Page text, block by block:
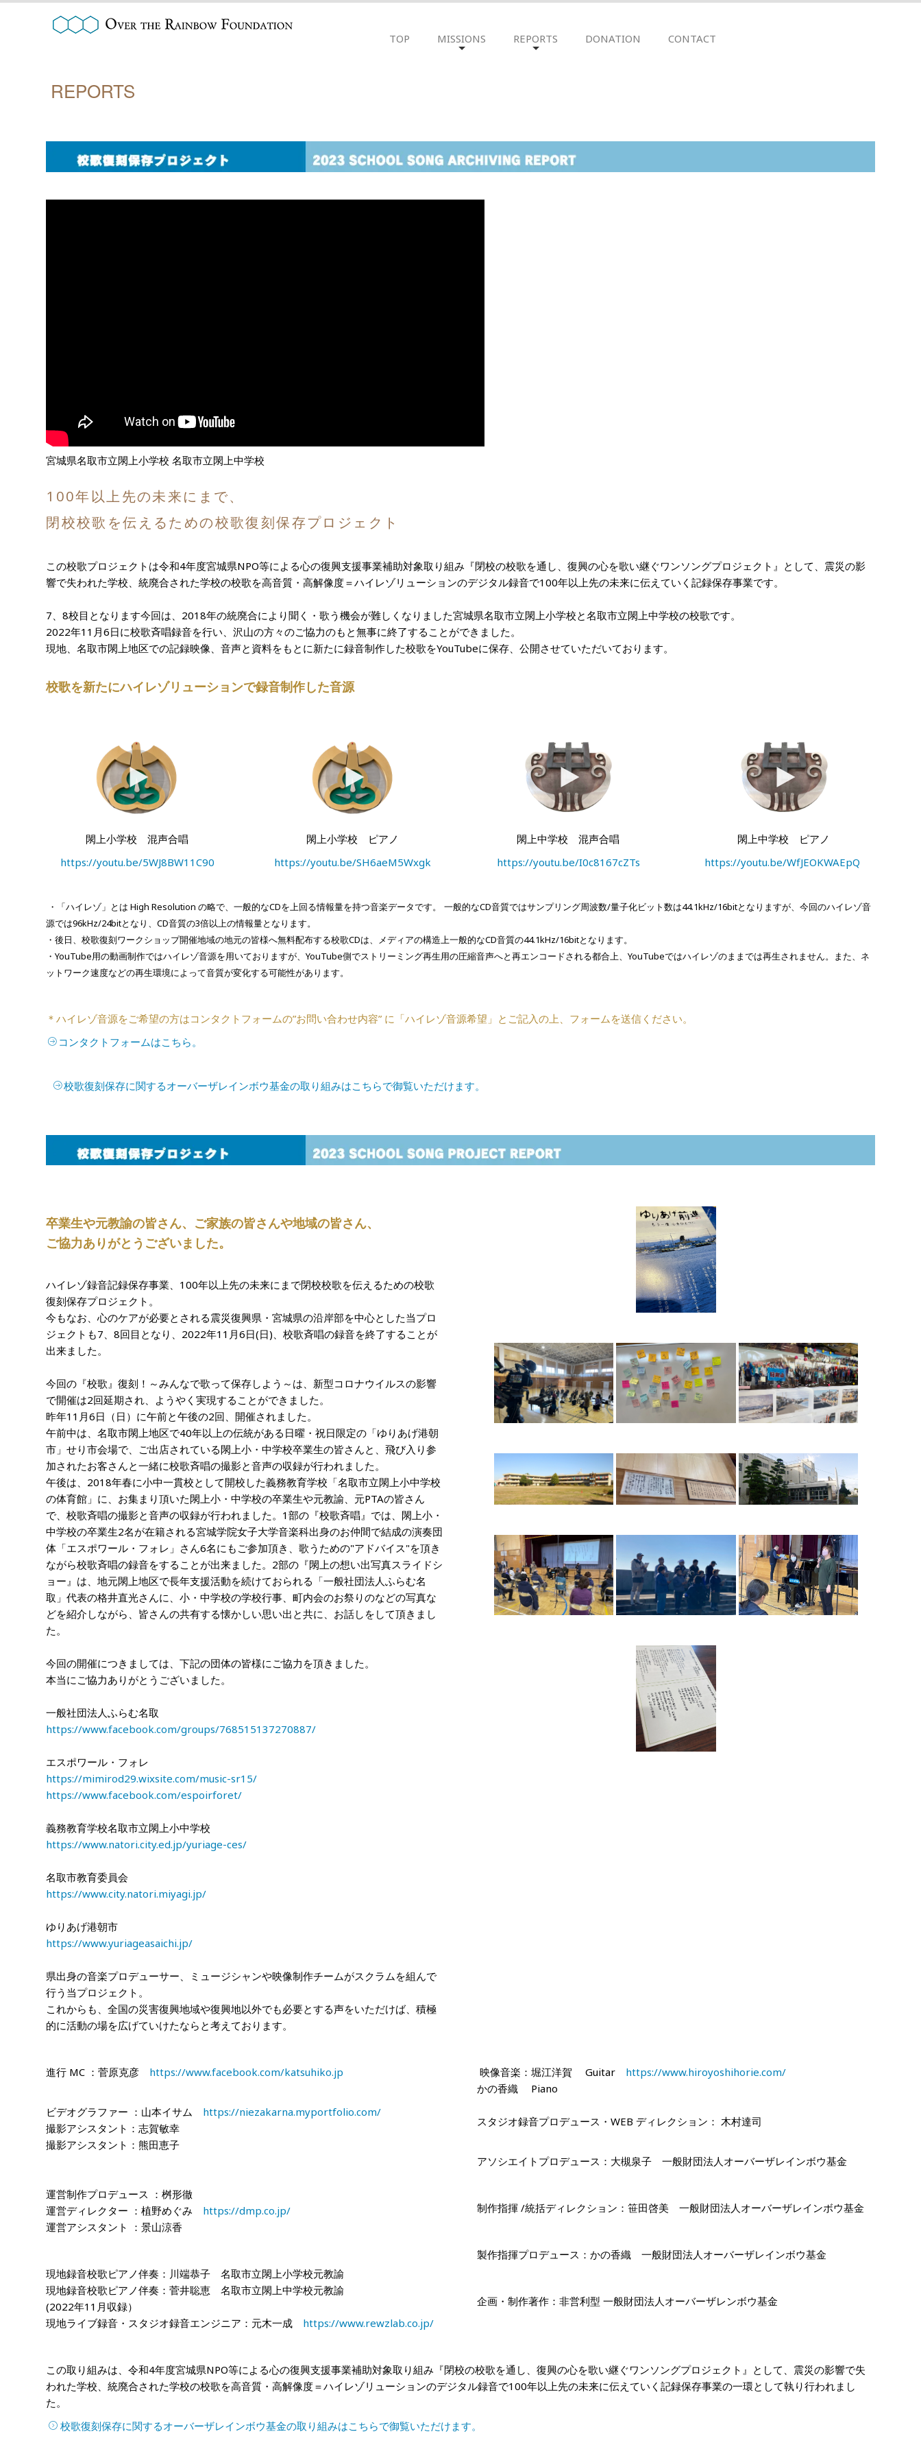
TOP MISSIONS REPORTS DONATION CONTACT
REPORTS
宮城県名取市立閖上小学校名取市立閖上中学校
100年以上先の未来にまで、
閉校校歌を伝えるための校歌復刻保存プロジェクト
この校歌プロジェクトは令和4年度宮城県NPO等による心の復興支援事業補助対象取り組み『閉校の校歌を通し、復興の心を歌い継ぐワンソングプロジェクト』として、震災の影
響で失われた学校、統廃合された学校の校歌を高音質・高解像度＝ハイレゾリューションのデジタル録音で100年以上先の未来に伝えていく記録保存事業です。
7、8校目となります今回は、2018年の統廃合により聞く・歌う機会が難しくなりました宮城県名取市立閖上小学校と名取市立閖上中学校の校歌です。
2022年11月6日に校歌斉唱録音を行い、沢山の方々のご協力のもと無事に終了することができました。
現地、名取市閖上地区での記録映像、音声と資料をもとに新たに録音制作した校歌をYouTubeに保存、公開させていただいております。
校歌を新たにハイレゾリューションで録音制作した音源
閖上小学校 混声合唱
https://youtu.be/5WJ8BW11C90
閖上小学校 ピアノ
https://youtu.be/SH6aeM5Wxgk
閖上中学校 混声合唱
https://youtu.be/I0c8167cZTs
閖上中学校 ピアノ
https://youtu.be/WfJEOKWAEpQ
・「ハイレゾ」とは High Resolution の略で、一般的なCDを上回る情報量を持つ音楽データです。 一般的なCD音質ではサンプリング周波数/量子化ビット数は44.1kHz/16bitとなりますが、今回のハイレゾ音
源では96kHz/24bitとなり、CD音質の3倍以上の情報量となります。
・後日、校歌復刻ワークショップ開催地域の地元の皆様へ無料配布する校歌CDは、 メディアの構造上一般的なCD音質の44.1kHz/16bitとなります。
・YouTube用の動画制作ではハイレゾ音源を用いておりますが、YouTube側でストリーミング再生用の圧縮音声へと再エンコードされる都合上、YouTubeではハイレゾのままでは再生されません。また、ネ
ットワーク速度などの再生環境によって音質が変化する可能性があります。
＊ハイレゾ音源をご希望の方はコンタクトフォームの”お問い合わせ内容” に「ハイレゾ音源希望」とご記入の上、フォームを送信ください。
コンタクトフォームはこちら。
校歌復刻保存に関するオーバーザレインボウ基金の取り組みはこちらで御覧いただけます。
卒業生や元教諭の皆さん、 ご家族の皆さんや地域の皆さん、
ご協力ありがとうございました。
ハイレゾ録音記録保存事業、100年以上先の未来にまで閉校校歌を伝えるための校歌
復刻保存プロジェクト。
今もなお、心のケアが必要とされる震災復興県・宮城県の沿岸部を中心とした当プロ
ジェクトも7、8回目となり、 2022年11月6日(日)、校歌斉唱の録音を終了することが
出来ました。
今回の『校歌』復刻！～みんなで歌って保存しよう～は、新型コロナウイルスの影響
で開催は2回延期され、ようやく実現することができました。
昨年11月6日（日）に午前と午後の2回、開催されました。
午前中は、名取市閖上地区で40年以上の伝統がある日曜・祝日限定の「ゆりあげ港朝
市」せり市会場で、ご出店されている閖上小・中学校卒業生の皆さんと、飛び入り参
加されたお客さんと一緒に校歌斉唱の撮影と音声の収録が行われました。
午後は、2018年春に小中一貫校として開校した義務教育学校「名取市立閖上小中学校
の体育館」に、お集まり頂いた閖上小・中学校の卒業生や元教諭、元PTAの皆さん
で、校歌斉唱の撮影と音声の収録が行われました。1部の『校歌斉唱』では、閖上小・
中学校の卒業生2名が在籍される宮城学院女子大学音楽科出身のお仲間で結成の演奏団
体「エスポワール・フォレ」さん6名にもご参加頂き、歌うための"アドバイス"を頂き
ながら校歌斉唱の録音をすることが出来ました。2部の『閖上の想い出写真スライドシ
ョー』は、地元閖上地区で長年支援活動を続けておられる「一般社団法人ふらむ名
取」代表の格井直光さんに、小・中学校の学校行事、町内会のお祭りのなどの写真な
どを紹介しながら、皆さんの共有する懐かしい思い出と共に、お話しをして頂きまし
た。
今回の開催につきましては、下記の団体の皆様にご協力を頂きました。
本当にご協力ありがとうございました。
一般社団法人ふらむ名取
https://www.facebook.com/groups/768515137270887/
エスポワール・フォレ
https://mimirod29.wixsite.com/music-sr15/
https://www.facebook.com/espoirforet/
義務教育学校名取市立閖上小中学校
https://www.natori.city.ed.jp/yuriage-ces/
名取市教育委員会
https://www.city.natori.miyagi.jp/
ゆりあげ港朝市
https://www.yuriageasaichi.jp/
県出身の音楽プロデューサー、ミュージシャンや映像制作チームがスクラムを組んで
行う当プロジェクト。
これからも、全国の災害復興地域や復興地以外でも必要とする声をいただけば、積極
的に活動の場を広げていけたならと考えております。
進行 MC ：菅原克彦 https://www.facebook.com/katsuhiko.jp
ビデオグラファー ：山本イサム https://niezakarna.myportfolio.com/
撮影アシスタント：志賀敏幸
撮影アシスタント：熊田恵子
運営制作プロデュース ：桝形徹
運営ディレクター ：植野めぐみ https://dmp.co.jp/
運営アシスタント ：景山涼香
現地録音校歌ピアノ伴奏：川端恭子 名取市立閖上小学校元教諭
現地録音校歌ピアノ伴奏：菅井聡恵 名取市立閖上中学校元教諭
(2022年11月収録）
現地ライブ録音・スタジオ録音エンジニア：元木一成 https://www.rewzlab.co.jp/
映像音楽：堀江洋賀 Guitar https://www.hiroyoshihorie.com/
かの香織 Piano
スタジオ録音プロデュース・WEB ディレクション ： 木村達司
アソシエイトプロデュース：大槻泉子 一般財団法人オーバーザレインボウ基金
制作指揮/統括ディレクション：笹田啓美 一般財団法人オーバーザレインボウ基金
製作指揮プロデュース：かの香織 一般財団法人オーバーザレインボウ基金
企画・制作著作：非営利型一般財団法人オーバーザレンボウ基金
この取り組みは、令和4年度宮城県NPO等による心の復興支援事業補助対象取り組み『閉校の校歌を通し、復興の心を歌い継ぐワンソングプロジェクト』として、震災の影響で失
われた学校、統廃合された学校の校歌を高音質・高解像度＝ハイレゾリューションのデジタル録音で100年以上先の未来に伝えていく記録保存事業の一環として執り行われまし
た。
校歌復刻保存に関するオーバーザレインボウ基金の取り組みはこちらで御覧いただけます。